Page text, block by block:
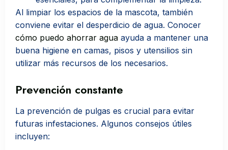
Al limpiar los espacios de la mascota, también
conviene evitar el desperdicio de agua. Conocer
cómo puedo ahorrar agua ayuda a mantener una
buena higiene en camas, pisos y utensilios sin
utilizar más recursos de los necesarios.
Prevención constante
La prevención de pulgas es crucial para evitar
futuras infestaciones. Algunos consejos útiles
incluyen: